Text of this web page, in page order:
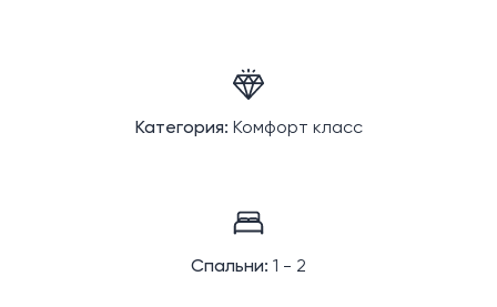
Категория: Комфорт класс
Спальни: 1 - 2